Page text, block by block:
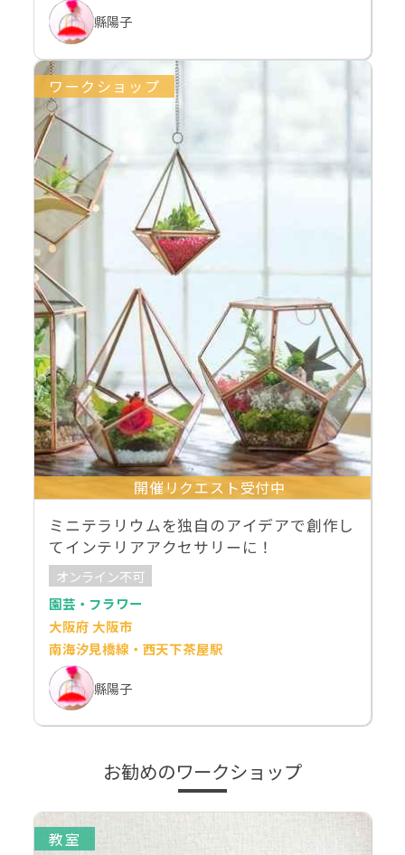
縣陽子
ワークショップ
開催リクエスト受付中
ミニテラリウムを独自のアイデアで創作し
てインテリアアクセサリーに！
オンライン不可
園芸・フラワー
大阪府 大阪市
南海汐見橋線・西天下茶屋駅
縣陽子
お勧めのワークショップ
教室